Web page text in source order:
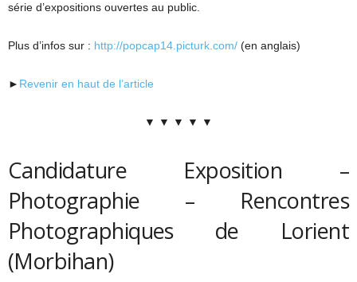
série d’expositions ouvertes au public.
Plus d’infos sur : http://popcap14.picturk.com/ (en anglais)
► Revenir en haut de l’article
▼ ▼ ▼ ▼ ▼
Candidature Exposition –
Photographie – Rencontres
Photographiques de Lorient
(Morbihan)